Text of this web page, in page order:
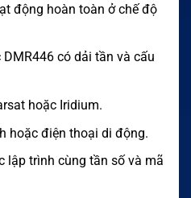
động hoàn toàn ở chế độ
có dải tần và cấu
hoặc Iridium.
hoặc điện thoại di động.
lập trình cùng tần số và mã